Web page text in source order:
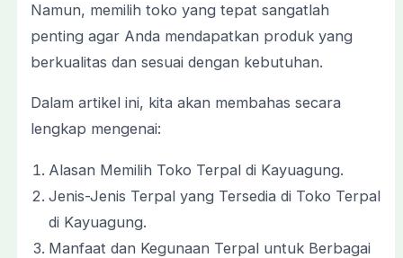
Namun, memilih toko yang tepat sangatlah
penting agar Anda mendapatkan produk yang
berkualitas dan sesuai dengan kebutuhan.
Dalam artikel ini, kita akan membahas secara
lengkap mengenai:
Alasan Memilih Toko Terpal di Kayuagung.
Jenis-Jenis Terpal yang Tersedia di Toko Terpal
di Kayuagung.
Manfaat dan Kegunaan Terpal untuk Berbagai